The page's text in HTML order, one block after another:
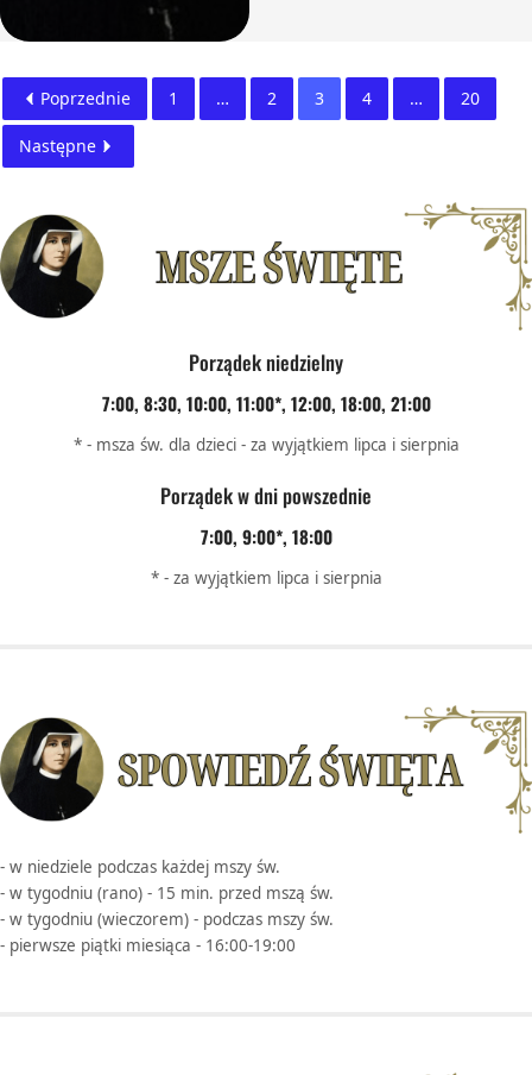
Poprzednie 1 … 2 3 4 … 20
Następne
Porządek niedzielny
7:00, 8:30, 10:00, 11:00*, 12:00, 18:00, 21:00
* - msza św. dla dzieci - za wyjątkiem lipca i sierpnia
Porządek w dni powszednie
7:00, 9:00*, 18:00
* - za wyjątkiem lipca i sierpnia
- w niedziele podczas każdej mszy św.
- w tygodniu (rano) - 15 min. przed mszą św.
- w tygodniu (wieczorem) - podczas mszy św.
- pierwsze piątki miesiąca - 16:00-19:00